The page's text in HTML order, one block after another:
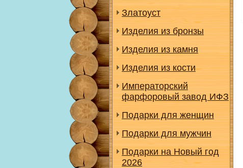
Златоуст
Изделия из бронзы
Изделия из камня
Изделия из кости
Императорский
фарфоровый завод ИФЗ
Подарки для женщин
Подарки для мужчин
Подарки на Новый год
2026